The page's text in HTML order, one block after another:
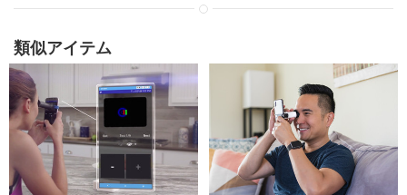
類似アイテム